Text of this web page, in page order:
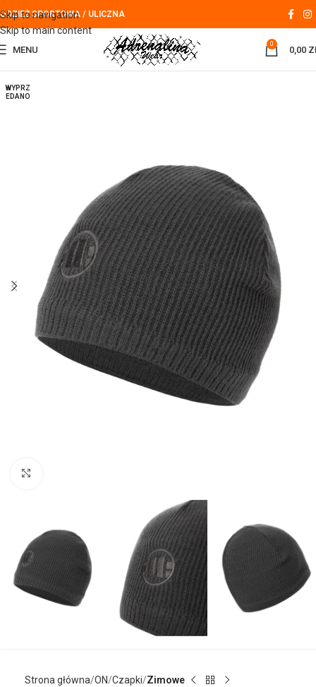
Skip to navigation
Skip to main content
ODZIEŻ SPORTOWA / ULICZNA
MENU
0
0,00
WYPRZ
EDANO
Strona główna ON Czapki Zimowe